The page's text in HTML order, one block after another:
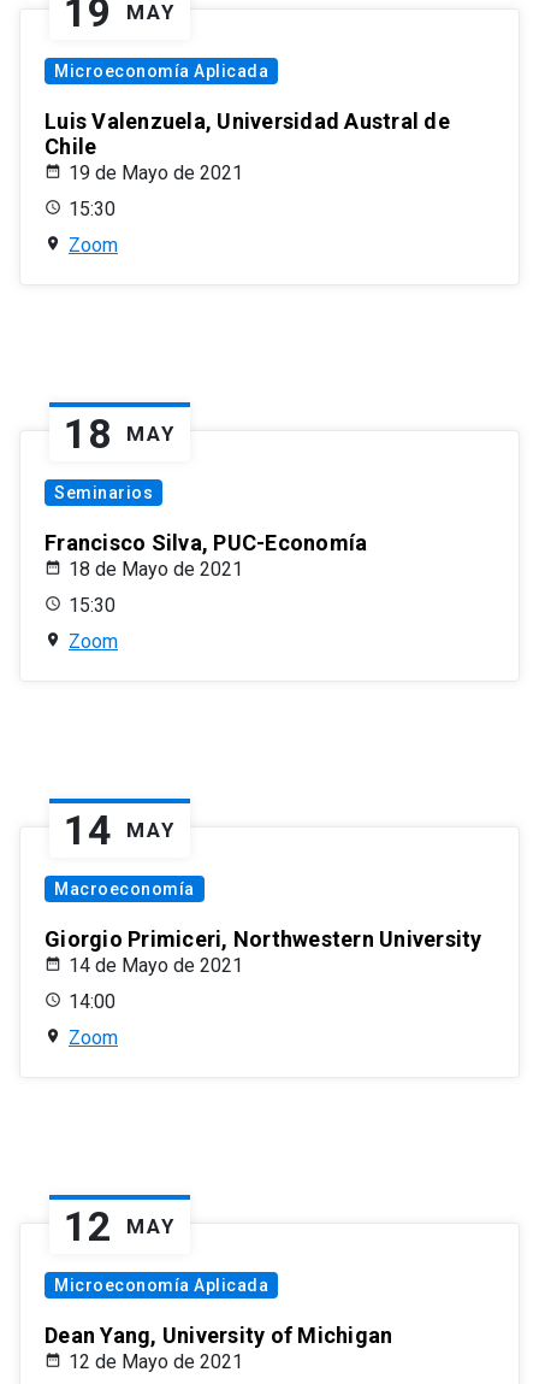
19 MAY
Microeconomía Aplicada
Luis Valenzuela, Universidad Austral de
Chile
19 de Mayo de 2021
15:30
Zoom
18 MAY
Seminarios
Francisco Silva, PUC-Economía
18 de Mayo de 2021
15:30
Zoom
14 MAY
Macroeconomía
Giorgio Primiceri, Northwestern University
14 de Mayo de 2021
14:00
Zoom
12 MAY
Microeconomía Aplicada
Dean Yang, University of Michigan
12 de Mayo de 2021